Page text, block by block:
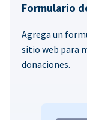
Formulario
Agrega un
sitio web para
donaciones.